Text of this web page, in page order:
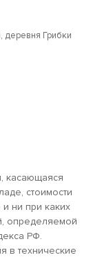
деревня Грибки
касающаяся
стоимости
ни при каких
определяемой
РФ.
в технические